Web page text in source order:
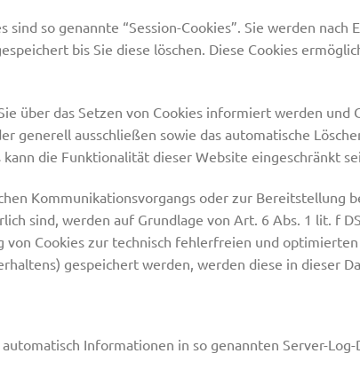
so genannte “Session-Cookies”. Sie werden nach
bis Sie diese löschen. Diese Cookies
über das Setzen von Cookies informiert werden und
generell ausschließen sowie das automatische
die Funktionalität dieser Website eingeschränkt
Kommunikationsvorgangs oder zur Bereitstellung
sind, werden auf Grundlage von Art. 6 Abs. 1 lit. f
von Cookies zur technisch fehlerfreien und
gespeichert werden, werden diese in dieser
Informationen in so genannten Server-